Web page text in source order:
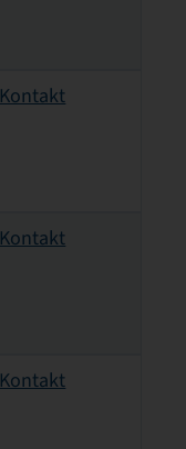
Kontakt
Kontakt
Kontakt